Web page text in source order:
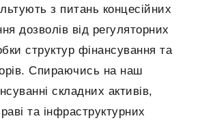
з питань концесійних
дозволів від регуляторних
структур фінансування та
Спираючись на наш
складних активів,
та інфраструктурних